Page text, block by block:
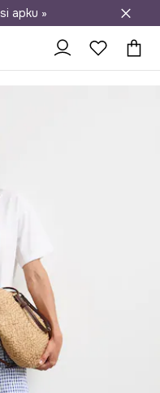
nad 1 200 Kč
apku »